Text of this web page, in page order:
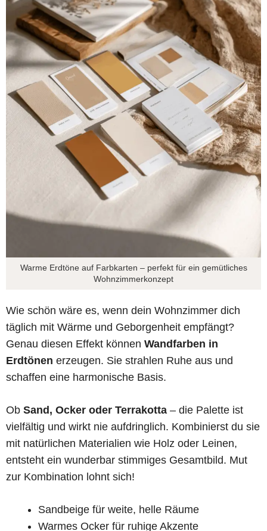
Warme Erdtöne auf Farbkarten – perfekt für ein gemütliches
Wohnzimmerkonzept
Wie schön wäre es, wenn dein Wohnzimmer dich
täglich mit Wärme und Geborgenheit empfängt?
Genau diesen Effekt können Wandfarben in
Erdtönen erzeugen. Sie strahlen Ruhe aus und
schaffen eine harmonische Basis.
Ob Sand, Ocker oder Terrakotta – die Palette ist
vielfältig und wirkt nie aufdringlich. Kombinierst du sie
mit natürlichen Materialien wie Holz oder Leinen,
entsteht ein wunderbar stimmiges Gesamtbild. Mut
zur Kombination lohnt sich!
Sandbeige für weite, helle Räume
Warmes Ocker für ruhige Akzente